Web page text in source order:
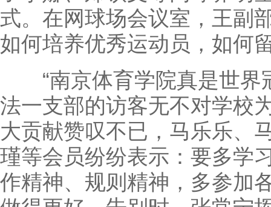
式。在网球场会议室，王副
如何培养优秀运动员，如何
“南京体育学院真是世界
法一支部的访客无不对学校
大贡献赞叹不已，马乐乐、
瑾等会员纷纷表示：要多学
作精神、规则精神，多参加